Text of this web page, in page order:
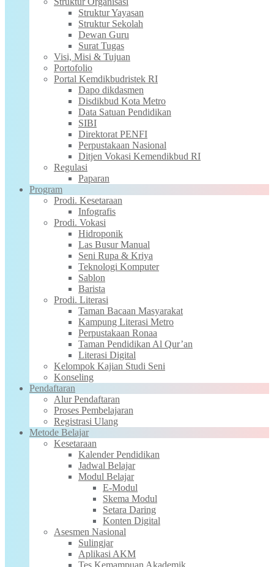
Struktur Yayasan
Struktur Sekolah
Dewan Guru
Surat Tugas
Visi, Misi & Tujuan
Portofolio
Portal Kemdikbudristek RI
Dapo dikdasmen
Disdikbud Kota Metro
Data Satuan Pendidikan
SIBI
Direktorat PENFI
Perpustakaan Nasional
Ditjen Vokasi Kemendikbud RI
Regulasi
Paparan
Program
Prodi. Kesetaraan
Infografis
Prodi. Vokasi
Hidroponik
Las Busur Manual
Seni Rupa & Kriya
Teknologi Komputer
Sablon
Barista
Prodi. Literasi
Taman Bacaan Masyarakat
Kampung Literasi Metro
Perpustakaan Ronaa
Taman Pendidikan Al Qur’an
Literasi Digital
Kelompok Kajian Studi Seni
Konseling
Pendaftaran
Alur Pendaftaran
Proses Pembelajaran
Registrasi Ulang
Metode Belajar
Kesetaraan
Kalender Pendidikan
Jadwal Belajar
Modul Belajar
E-Modul
Skema Modul
Setara Daring
Konten Digital
Asesmen Nasional
Sulingjar
Aplikasi AKM
Tes Kemampuan Akademik